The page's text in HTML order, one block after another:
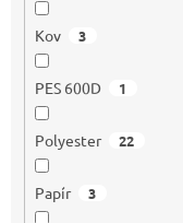
Kov 3
PES 600D 1
Polyester 22
Papír 3